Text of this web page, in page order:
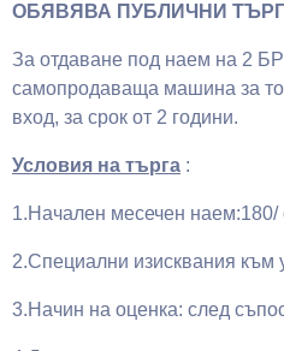
ОБЯВЯВА ПУБЛИЧНИ
За отдаване под наем на 2
самопродаваща машина за
вход, за срок от 2 години.
Условия на търга :
1.Начален месечен
2.Специални изисквания
3.Начин на оценка: след